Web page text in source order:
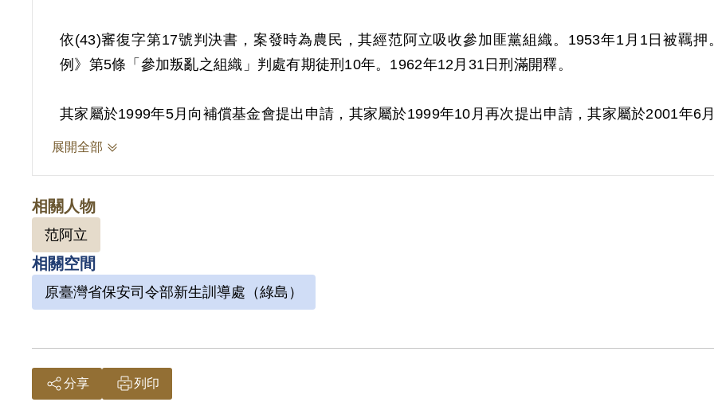
依(43)審復字第17號判決書，案發時為農民，其經范阿立吸收參加匪黨組織。1953年1月1日被羈
例》第5條「參加叛亂之組織」判處有期徒刑10年。1962年12月31日刑滿開釋。
其家屬於1999年5月向補償基金會提出申請，其家屬於1999年10月再次提出申請，其家屬於2001年6
年9月經第2屆第12次臨時董事會審核通過予以補償。補償理由為原判決認定其參加叛亂之組織，係
展開全部
相關人物
范阿立
相關空間
原臺灣省保安司令部新生訓導處（綠島）
分享 列印